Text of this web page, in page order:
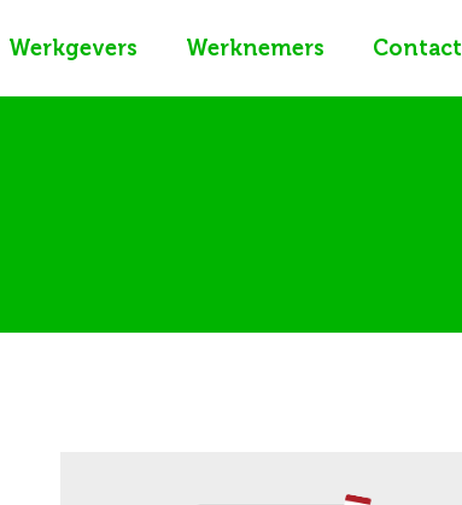
Werkgevers Werknemers Contact